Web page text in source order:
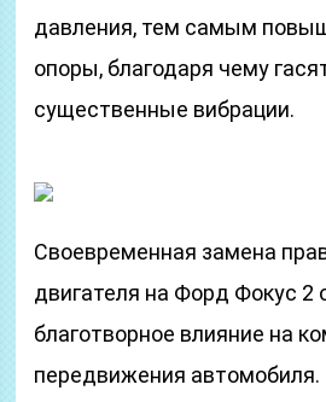
давления, тем самым
опоры, благодаря чему
существенные вибрации.
Своевременная замена
двигателя на Форд Фокус 2
благотворное влияние на
передвижения